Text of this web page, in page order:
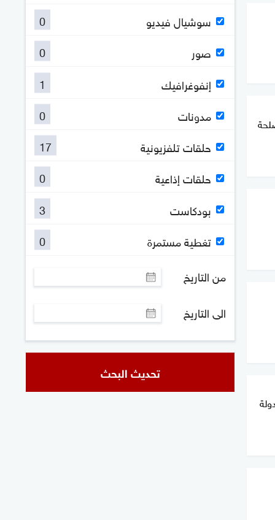
سوشيال فيديو
0
صور
0
إنفوغرافيك
1
مدونات
0
حلقات تلفزيونية
17
حلقات إذاعية
0
بودكاست
3
تغطية مستمرة
0
من التاريخ
الى التاريخ
تحديث البحث